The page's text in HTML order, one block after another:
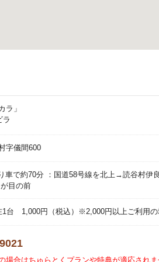
ラ」
ラ
字儀間600
車で約70分 ：国道58号線を北上→読谷村
目の前
1台 1,000円（税込）※2,000円以上ご利用の
合はちゅらとくプランや特典が適応されま